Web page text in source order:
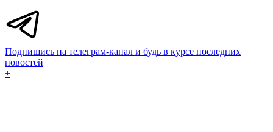
Подпишись на телеграм-канал и будь в курсе последних
новостей
+